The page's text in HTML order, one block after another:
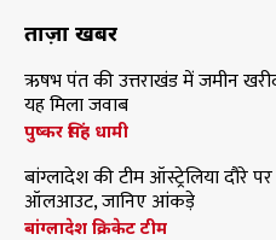
ताज़ा खबरें
ऋषभ पंत की उत्तराखंड में जमीन
यह मिला जवाब
पुष्कर सिंह धामी
बांग्लादेश की टीम ऑस्ट्रेलिया दौरे
ऑलआउट, जानिए आंकड़े
बांग्लादेश क्रिकेट टीम